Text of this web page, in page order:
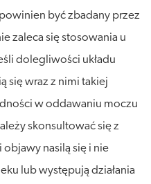
być zbadany przez
zaleca się stosowania u
dolegliwości układu
się wraz z nimi takiej
w oddawaniu moczu
skonsultować się z
objawy nasilą się i nie
lub występują działania